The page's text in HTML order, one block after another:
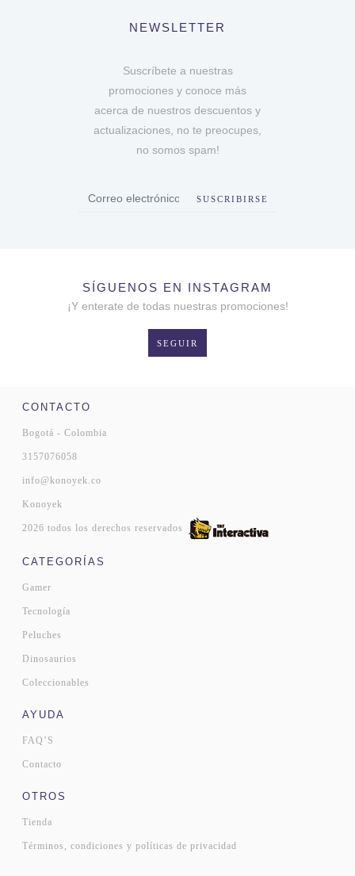
NEWSLETTER
Suscríbete a nuestras
promociones y conoce más
acerca de nuestros descuentos y
actualizaciones, no te preocupes,
no somos spam!
SUSCRIBIRSE
SÍGUENOS EN INSTAGRAM
¡Y enterate de todas nuestras promociones!
SEGUIR
CONTACTO
Bogotá - Colombia
3157076058
info@konoyek.co
Konoyek
2026 todos los derechos reservados
CATEGORÍAS
Gamer
Tecnología
Peluches
Dinosaurios
Coleccionables
AYUDA
FAQ’S
Contacto
OTROS
Tienda
Términos, condiciones y políticas de privacidad